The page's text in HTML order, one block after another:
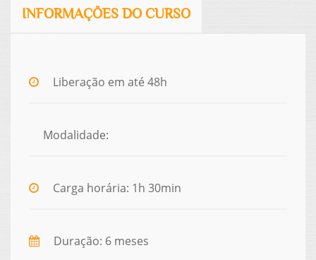
INFORMAÇÕES DO CURSO
Liberação em até 48h
Modalidade:
Carga horária: 1h 30min
Duração: 6 meses